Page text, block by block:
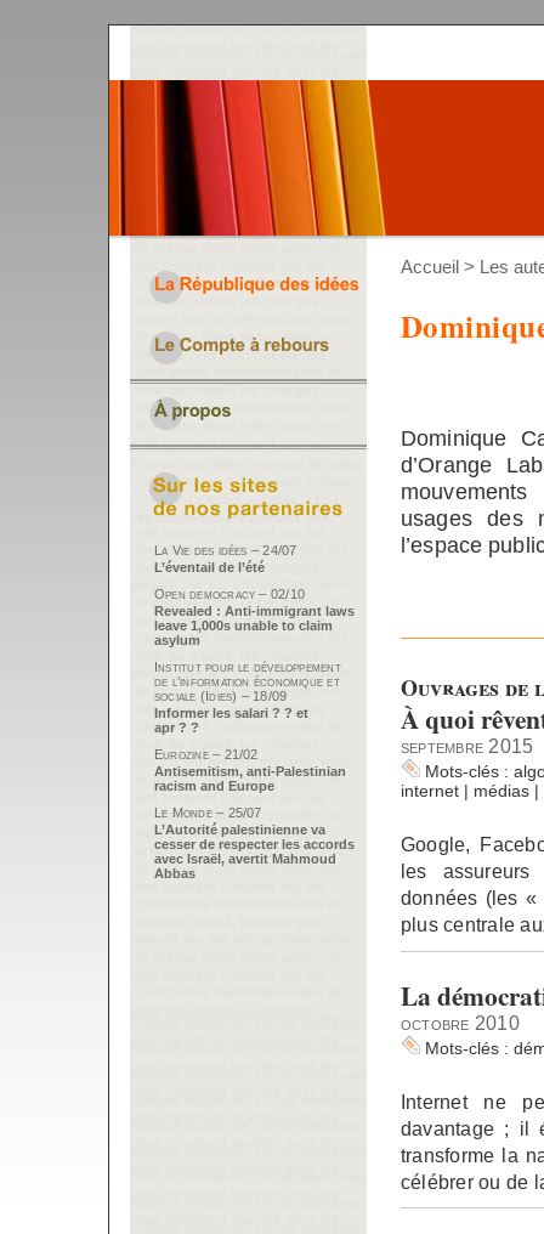
Accueil > Les
Dominique
d’Orange
usages des
l’espace
Ouvrages
À quoi
septembre 2015
Mots-clés :
internet | médias |
Google,
les
données (les «
plus centrale
La
octobre 2010
Mots-clés :
Internet ne
davantage ; il
transforme la
célébrer ou de
La Vie des idées – 24/07
L’éventail de l’été
Open democracy – 02/10
Revealed : Anti-immigrant laws
leave 1,000s unable to claim
asylum
Institut pour le développement
de l’information économique et
sociale (Idies) – 18/09
Informer les salari ? ? et
apr ? ?
Eurozine – 21/02
Antisemitism, anti-Palestinian
racism and Europe
Le Monde – 25/07
L’Autorité palestinienne va
cesser de respecter les accords
avec Israël, avertit Mahmoud
Abbas